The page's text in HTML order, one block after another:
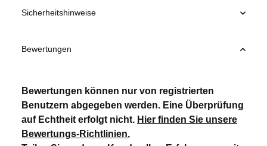
Sicherheitshinweise
Bewertungen
Bewertungen können nur von registrierten
Benutzern abgegeben werden. Eine Überprüfung
auf Echtheit erfolgt nicht. Hier finden Sie unsere
Bewertungs-Richtlinien.